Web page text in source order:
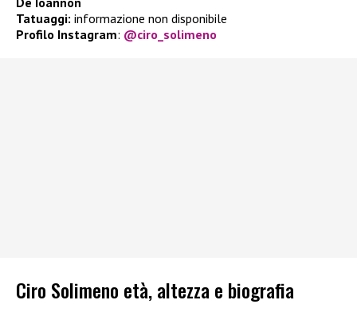
Tatuaggi: informazione non disponibile
Profilo Instagram: @ciro_solimeno
Ciro Solimeno età, altezza e biografia